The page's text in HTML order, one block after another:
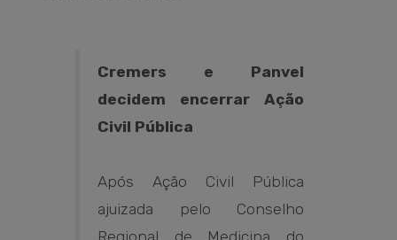
Cremers e Panvel
decidem encerrar Ação
Civil Pública
Após Ação Civil Pública
ajuizada pelo Conselho
Regional de Medicina do